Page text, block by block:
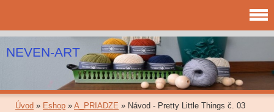
NEVEN-ART
Úvod » Eshop » A_PRIADZE » Návod - Pretty Little Things č. 03